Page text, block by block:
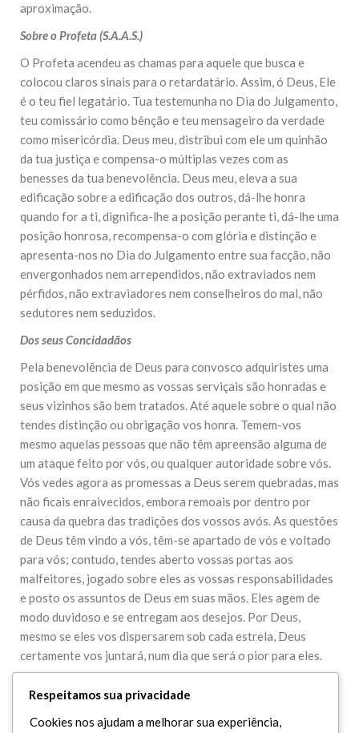
aproximação.
Sobre o Profeta (S.A.A.S.)
O Profeta acendeu as chamas para aquele que busca e
colocou claros sinais para o retardatário. Assim, ó Deus, Ele
é o teu fiel legatário. Tua testemunha no Dia do Julgamento,
teu comissário como bênção e teu mensageiro da verdade
como misericórdia. Deus meu, distribui com ele um quinhão
da tua justiça e compensa-o múltiplas vezes com as
benesses da tua benevolência. Deus meu, eleva a sua
edificação sobre a edificação dos outros, dá-lhe honra
quando for a ti, dignifica-lhe a posição perante ti, dá-lhe uma
posição honrosa, recompensa-o com glória e distinção e
apresenta-nos no Dia do Julgamento entre sua facção, não
envergonhados nem arrependidos, não extraviados nem
pérfidos, não extraviadores nem conselheiros do mal, não
sedutores nem seduzidos.
Dos seus Concidadãos
Pela benevolência de Deus para convosco adquiristes uma
posição em que mesmo as vossas serviçais são honradas e
seus vizinhos são bem tratados. Até aquele sobre o qual não
tendes distinção ou obrigação vos honra. Temem-vos
mesmo aquelas pessoas que não têm apreensão alguma de
um ataque feito por vós, ou qualquer autoridade sobre vós.
Vós vedes agora as promessas a Deus serem quebradas, mas
não ficais enraivecidos, embora remoais por dentro por
causa da quebra das tradições dos vossos avós. As questões
de Deus têm vindo a vós, têm-se apartado de vós e voltado
para vós; contudo, tendes aberto vossas portas aos
malfeitores, jogado sobre eles as vossas responsabilidades
e posto os assuntos de Deus em suas mãos. Eles agem de
modo duvidoso e se entregam aos desejos. Por Deus,
mesmo se eles vos dispersarem sob cada estrela, Deus
certamente vos juntará, num dia que será o pior para eles.
Respeitamos sua privacidade
Cookies nos ajudam a melhorar sua experiência,